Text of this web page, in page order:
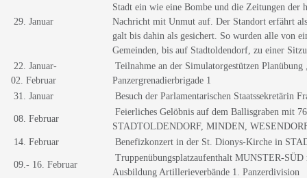
29. Januar
Stadt ein wie eine Bombe und die Zeitungen der
Nachricht mit Unmut auf. Der Standort erfährt
galt bis dahin als gesichert. So wurden alle von
Gemeinden, bis auf Stadtoldendorf, zu einer
22. Januar-
02. Februar
Teilnahme an der Simulatorgestützen
Panzergrenadierbrigade 1
31. Januar
Besuch der Parlamentarischen Staatssekretärin
08. Februar
Feierliches Gelöbnis auf dem Ballisgraben mit
STADTOLDENDORF, MINDEN,
14. Februar
Benefizkonzert in der St. Dionys-Kirche in
09.- 16. Februar
Truppenübungsplatzaufenthalt MUNSTER-
Ausbildung Artillerieverbände 1. Panzerdivision